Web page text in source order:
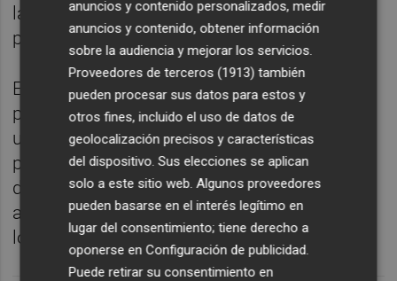
la limitación del número de pacientes que
puede visitar un médico en consulta -cupo-.
El sindicato ha augurado que, de no
presentarse en el Plan de Vacaciones 2020
unas cifras de cobertura totales, "corre
peligro de colapso el servicio de Urgencias
del Hospital General, disminuirá la calidad
asistencial y se verá afectado el derecho de
los castellonenses a la atención sanitaria".
anuncios y contenido personalizados, medir
anuncios y contenido, obtener información
sobre la audiencia y mejorar los servicios.
Proveedores de terceros (1913) también
pueden procesar sus datos para estos y
otros fines, incluido el uso de datos de
geolocalización precisos y características
del dispositivo. Sus elecciones se aplican
solo a este sitio web. Algunos proveedores
pueden basarse en el interés legítimo en
lugar del consentimiento; tiene derecho a
oponerse enConfiguración de publicidad.
Puede retirar su consentimiento en